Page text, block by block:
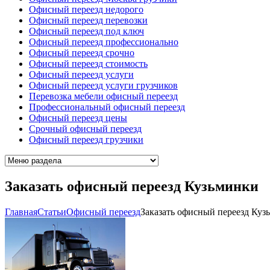
Офисный переезд недорого
Офисный переезд перевозки
Офисный переезд под ключ
Офисный переезд профессионально
Офисный переезд срочно
Офисный переезд стоимость
Офисный переезд услуги
Офисный переезд услуги грузчиков
Перевозка мебели офисный переезд
Профессиональный офисный переезд
Офисный переезд цены
Срочный офисный переезд
Офисный переезд грузчики
Заказать офисный переезд Кузьминки
ГлавнаяCтатьиОфисный переездЗаказать офисный переезд